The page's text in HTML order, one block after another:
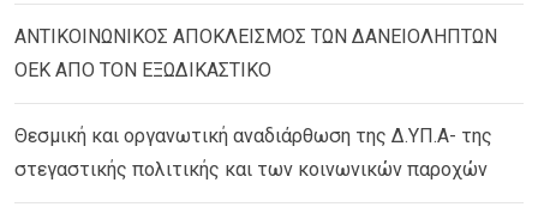
ΑΝΤΙΚΟΙΝΩΝΙΚΟΣ ΑΠΟΚΛΕΙΣΜΟΣ ΤΩΝ ΔΑΝΕΙΟΛΗΠΤΩΝ
ΟΕΚ ΑΠΟ ΤΟΝ ΕΞΩΔΙΚΑΣΤΙΚΟ
Θεσμική και οργανωτική αναδιάρθωση της Δ.ΥΠ.Α- της
στεγαστικής πολιτικής και των κοινωνικών παροχών